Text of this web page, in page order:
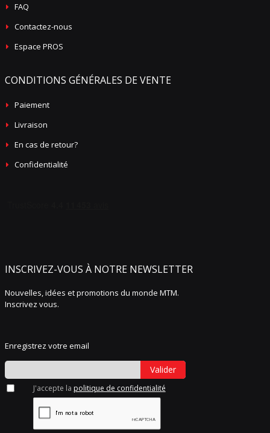
FAQ
Contactez-nous
Espace PROS
CONDITIONS GÉNÉRALES DE VENTE
Paiement
Livraison
En cas de retour?
Confidentialité
INSCRIVEZ-VOUS À NOTRE NEWSLETTER
Nouvelles, idées et promotions du monde MTM.
Inscrivez vous.
Enregistrez votre email
Valider
J'accepte la politique de confidentialité